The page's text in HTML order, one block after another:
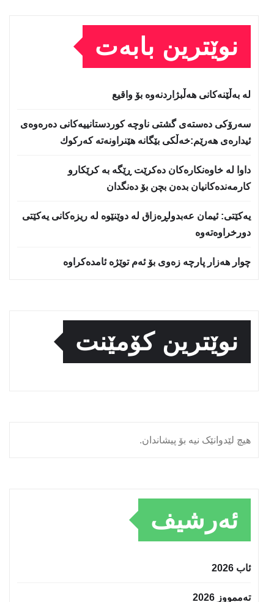
نوێترین بابەت
لە بەڵێنەکانی هەڵبژاردنەوە بۆ واقیع
سه‌رۆكی دەستەی گشتی ناوچە كوردستانییەكانی دەرەوەی
ئیدارەی هەرێم:خه‌ڵكی بێگانه‌ هێنراونه‌ته‌ كه‌ركوك
داوا لە خاوەنکارەکان دەکرێت ڕێگە بە کرێکارو
کارمەندەکانیان بدەن بچن بۆ دەنگدان
یه‌كێتی: ئیمان عه‌بدولڕه‌زاق له‌ دوێنێوه‌ له‌ ریزه‌كانی یه‌كێتی
دورخراوه‌ته‌وه‌
چوار هەزار پارچە زەوی بۆ ئەم توێژە ئامدەکراوە
نوێترین کۆمێنت
هیچ لێدوانێک نیە بۆ پیشاندان.
ئەرشیف
ئاب 2026
تەممووز 2026